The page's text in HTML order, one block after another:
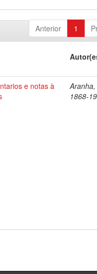
Anterior 1
e notas à
1868-